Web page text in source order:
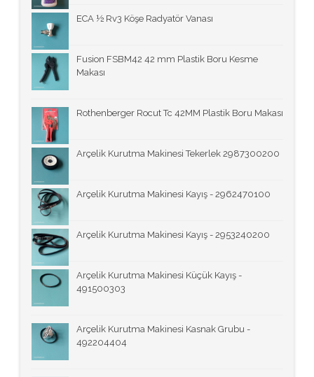
ECA ½ Rv3 Köşe Radyatör Vanası
Fusion FSBM42 42 mm Plastik Boru Kesme
Makası
Rothenberger Rocut Tc 42MM Plastik Boru Makası
Arçelik Kurutma Makinesi Tekerlek 2987300200
Arçelik Kurutma Makinesi Kayış - 2962470100
Arçelik Kurutma Makinesi Kayış - 2953240200
Arçelik Kurutma Makinesi Küçük Kayış -
491500303
Arçelik Kurutma Makinesi Kasnak Grubu -
492204404